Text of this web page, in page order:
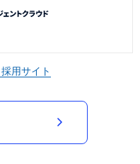
採用サイト